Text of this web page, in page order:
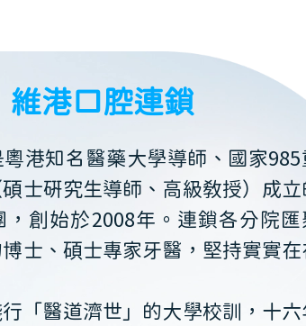
維港口腔連鎖
港知名醫藥大學導師、國家985
士研究生導師、高級教授）成
，創始於2008年。連鎖各分院匯
士、碩士專家牙醫，堅持實實
「醫道濟世」的大學校訓，十六